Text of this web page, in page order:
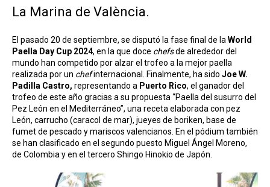
La Marina de València.
El pasado 20 de septiembre, se disputó la fase final de laWorld
Paella Day Cup 2024, en la que doce chefsde alrededor del
mundo han competido por alzar el trofeo a la mejor paella
realizada por un chefinternacional. Finalmente, ha sido Joe W.
Padilla Castro, representando a Puerto Rico, el ganador del
trofeo de este año gracias a su propuesta “Paella del susurro del
Pez León en el Mediterráneo”, una receta elaborada con pez
León, carrucho (caracol de mar), jueyes de boriken, base de
fumet de pescado y mariscos valencianos. En el pódium también
se han clasificado en el segundo puesto Miguel Ángel Moreno,
de Colombia y en el tercero Shingo Hinokio de Japón.